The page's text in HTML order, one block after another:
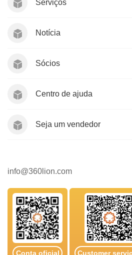
Serviços
Notícia
Sócios
Centro de ajuda
Seja um vendedor
info@360lion.com
Conta oficial Customer